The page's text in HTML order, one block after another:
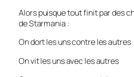
Alors puisque tout finit par des
de Starmania :
On dort les uns contre les autres
On vit les uns avec les autres